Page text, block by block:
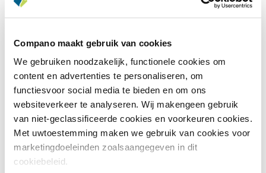
Compano maakt gebruik van cookies
We gebruiken noodzakelijk, functionele cookies om
content en advertenties te personaliseren, om
functiesvoor social media te bieden en om ons
websiteverkeer te analyseren. Wij makengeen gebruik
van niet-geclassificeerde cookies en voorkeuren cookies.
Met uwtoestemming maken we gebruik van cookies voor
marketingdoeleinden zoalsaangegeven in dit
cookiebeleid.
Kantoren in Arnhem en Sneek
Wij ontwikkelen de software in Sneek en ons
klantcontact verloopt vanuit Arnhem. Onze
applicaties hosten wij in Groningen en Arnhem.
4 producten